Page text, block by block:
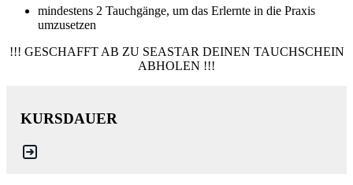
mindestens 2 Tauchgänge, um das Erlernte in die Praxis
umzusetzen
!!! GESCHAFFT AB ZU SEASTAR DEINEN TAUCHSCHEIN
ABHOLEN !!!
KURSDAUER